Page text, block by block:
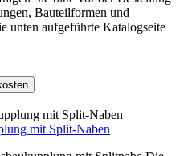
Bauteilformen und
unten aufgeführte Katalogseite
mit Split-Naben